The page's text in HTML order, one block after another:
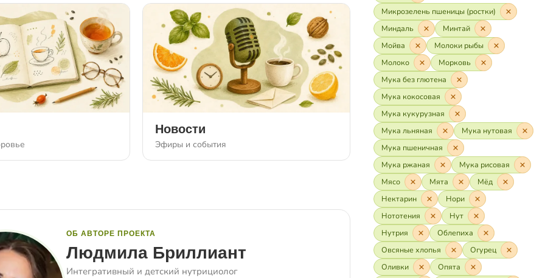
Новости
Эфиры и события
ОБ АВТОРЕ ПРОЕКТА
Людмила Бриллиант
Интегративный и детский нутрициолог
Микрозелень пшеницы (ростки)
Миндаль
Минтай
Мойва
Молоки рыбы
Молоко
Морковь
Мука без глютена
Мука кокосовая
Мука кукурузная
Мука льняная
Мука нутовая
Мука пшеничная
Мука ржаная
Мука рисовая
Мясо
Мята
Мёд
Нектарин
Нори
Нототения
Нут
Нутрия
Облепиха
Овсяные хлопья
Огурец
Оливки
Опята